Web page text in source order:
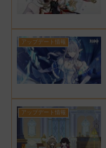
アップデート情報
アップデート情報